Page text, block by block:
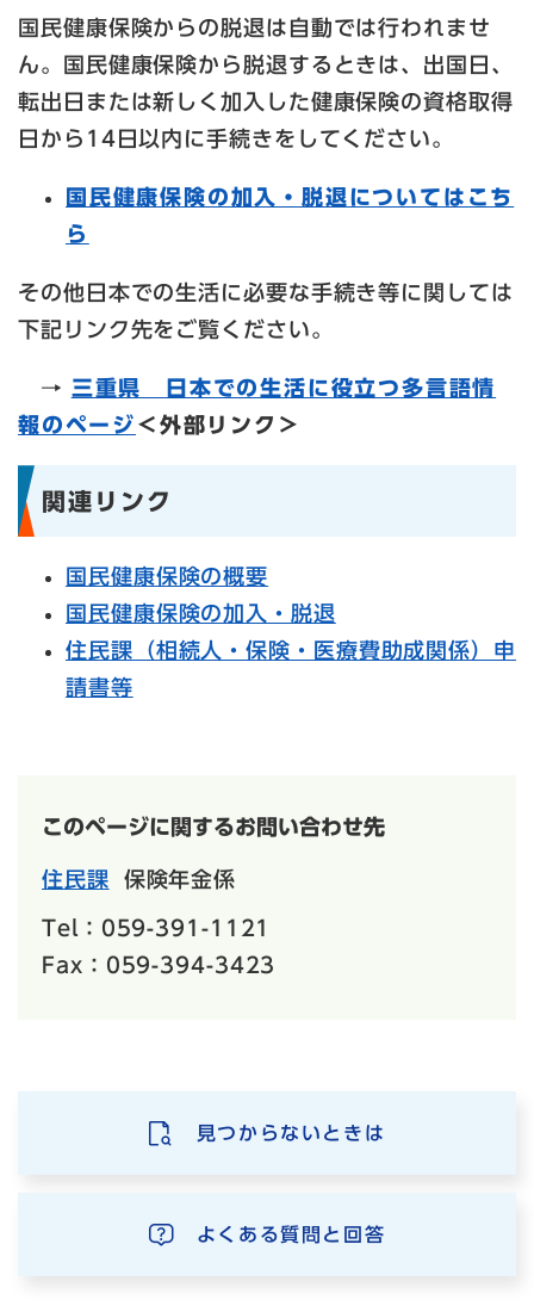
国民健康保険からの脱退は自動では行われませ
ん。国民健康保険から脱退するときは、出国日、
転出日または新しく加入した健康保険の資格取得
日から14日以内に手続きをしてください。
国民健康保険の加入・脱退についてはこち
ら
その他日本での生活に必要な手続き等に関しては
下記リンク先をご覧ください。
→​ 三重県 日本での生活に役立つ多言語情
報のページ ＜外部リンク＞
関連リンク
国民健康保険の概要
国民健康保険の加入・脱退
住民課（相続人・保険・医療費助成関係）申
請書等
このページに関するお問い合わせ先
住民課 保険年金係
Tel：059-391-1121
Fax：059-394-3423
見つからないときは
よくある質問と回答